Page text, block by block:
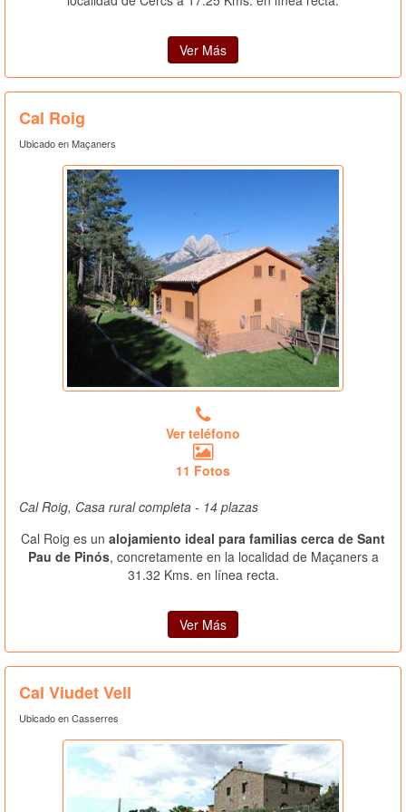
Ver Más
Cal Roig
Ubicado en Maçaners
Ver teléfono
11 Fotos
Cal Roig, Casa rural completa - 14 plazas
Cal Roig es un alojamiento ideal para familias cerca de Sant
Pau de Pinós, concretamente en la localidad de Maçaners a
31.32 Kms. en línea recta.
Ver Más
Cal Viudet Vell
Ubicado en Casserres